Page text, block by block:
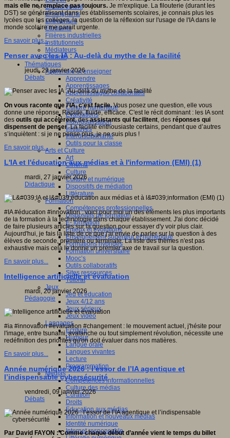
Encadrement
Enseignants
Entreprises
Etudiants
Filières industrielles
Institutionnels
Médiateurs
Parents
Thématiques
Apprendre et enseigner
Apprendre
Apprentissages
Apprentissages collaboratifs
Créativité
Culture numérique
Evaluations
Individualisation
Initiatives
Interdisciplinarité
Outils pour la classe
Arts et Culture
Art
Cinéma
Culture
Culture et numérique
Dispositifs de médiation
Littérature
Formation
Compétences professionnelles
Dispositifs de formation
E- formation
Enjeux et évolutions
Enseignement supérieur et numérique
Formations hybrides
Formation universitaire
Mooc’s
Outils collaboratifs
Sites ressources
Tutorat
Jeux
Jeu et éducation
Jeux 4/12 ans
Jeux sérieux
Jeux vidéo
Langages
Ecriture
Humour
Langue orale
Langues vivantes
Lecture
Programmation
Médias
Compétences informationnelles
Culture des médias
Curation
Droits
Education aux médias
Information et nouveaux médias
Identité numérique
Internet responsable
mais elle ne remplace pas toujours. Je m'explique. La filouterie (durant les
DST) se généralisant dans les établissements scolaires, je connais plus les
lycées que les collèges, la question de la réflexion sur l'usage de l'IA dans le
monde scolaire me parait urgente.
En savoir plus...
Penser avec les IA : Au-delà du mythe de la facilité
jeudi, 29 janvier 2026
Débats
On vous raconte que l'IA, c'est facile.Vous posez une question, elle vous
donne une réponse. Rapide, fluide, efficace. C'est le récit dominant : les IA sont
des outils qui accélèrent, desassistants qui facilitent, des réponses qui
dispensent de penser. La facilité enthousiaste certains, pendant que d’autres
s’inquiètent : si je ne pense plus, je ne suis plus !
En savoir plus...
L'IA et l'éducation aux médias et à l'information (EMI) (1)
mardi, 27 janvier 2026
Didactique
#IA #éducation #innovation : voici pour moi un des éléments les plus importants
de la formation à la technologie dans chaque établissement. J'ai donc décidé
de faire plusieurs articles sur la question pour essayer d'y voir plus clair.
Aujourd'hui, je fais la liste de ce que j'ai envie de parler sur la question à des
élèves de seconde, première ou terminale. La liste des thèmes n'est pas
exhaustive mais cela le donne un premier axe de travail sur la question.
En savoir plus...
Intelligence artificielle et évaluation
mardi, 20 janvier 2026
Pédagogie
#ia #innovation #évaluation #changement : le mouvement actuel, j'hésite pour
l'image, entre tsunami, avalanche ou tout simplement révolution, nécessite une
redéfinition des priorités qu'on doit évaluer dans nos matières.
En savoir plus...
Année numérique 2026 : l’essor de l’IA agentique et
l’indispensable cybersécurité
vendredi, 09 janvier 2026
Débats
Par David FAYON : Comme chaque début d’année vient le temps du billet